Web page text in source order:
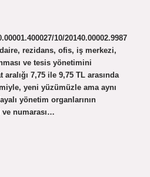
10/20140.00002.9987
rezidans, ofis, iş merkezi,
ve tesis yönetimini
7,75 ile 9,75 TL arasında
yeni yüzümüzle ama aynı
yönetim organlarının
ve numarası…